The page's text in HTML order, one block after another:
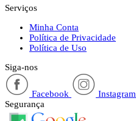
Serviços
Minha Conta
Política de Privacidade
Política de Uso
Siga-nos
Facebook Instagram
Segurança